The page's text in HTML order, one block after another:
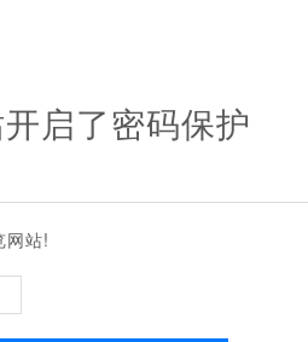
启了密码保护
网站!